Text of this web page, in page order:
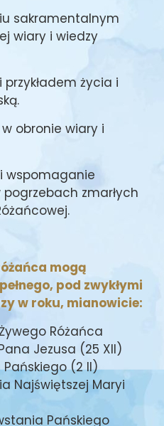
sakramentalnym
wiary i wiedzy
przykładem życia i
obronie wiary i
wspomaganie
zmarłych
mogą
pod zwykłymi
w roku, mianowicie:
Różańca
Jezusa (25 XII)
(2 II)
Najświętszej Maryi
Pańskiego